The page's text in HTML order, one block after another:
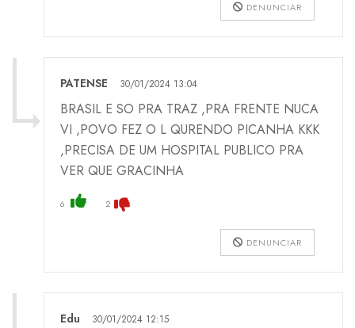
DENUNCIAR
PATENSE 30/01/2024 13:04
BRASIL E SO PRA TRAZ ,PRA FRENTE NUCA
VI ,POVO FEZ O L QURENDO PICANHA KKK
,PRECISA DE UM HOSPITAL PUBLICO PRA
VER QUE GRACINHA
6 2
DENUNCIAR
Edu 30/01/2024 12:15